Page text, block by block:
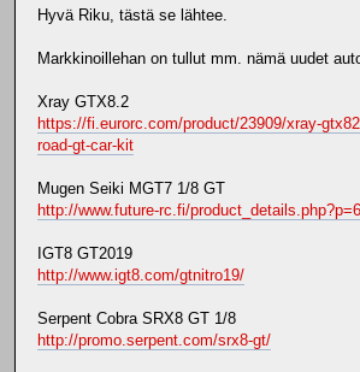
Hyvä Riku, tästä se lähtee.
Markkinoillehan on tullut mm. nämä uudet
Xray GTX8.2
https://fi.eurorc.com/product/23909/xray-
road-gt-car-kit
Mugen Seiki MGT7 1/8 GT
http://www.future-rc.fi/
IGT8 GT2019
http://www.igt8.com/gtnitro19/
Serpent Cobra SRX8 GT 1/8
http://promo.serpent.com/srx8-gt/